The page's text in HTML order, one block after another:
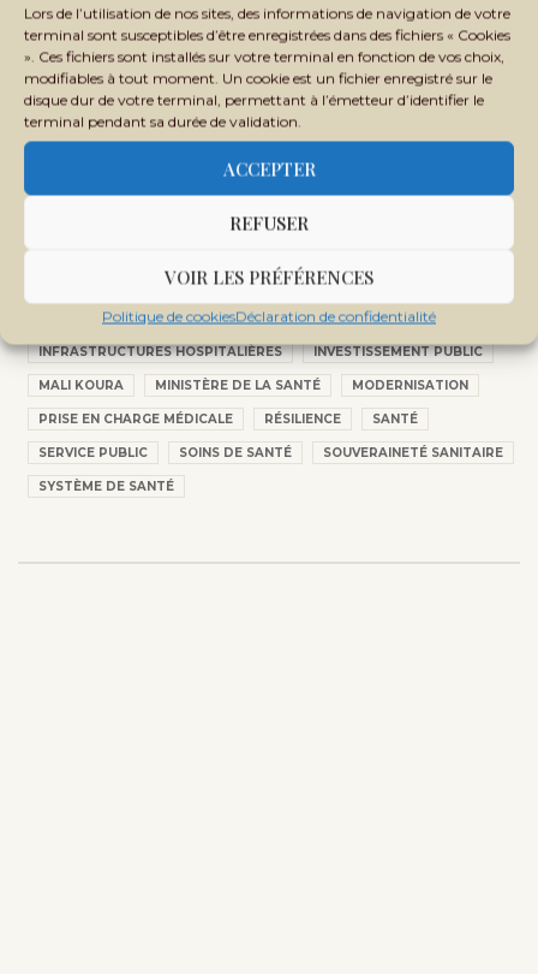
Lors de l’utilisation de nos sites, des informations de navigation de votre
terminal sont susceptibles d’être enregistrées dans des fichiers « Cookies
». Ces fichiers sont installés sur votre terminal en fonction de vos choix,
modifiables à tout moment. Un cookie est un fichier enregistré sur le
disque dur de votre terminal, permettant à l’émetteur d’identifier le
terminal pendant sa durée de validation.
ACCEPTER
REFUSER
VOIR LES PRÉFÉRENCES
Politique de cookiesDéclaration de confidentialité
Lutte contre le paludisme
saisonnier : Plus de 4…
ASSA BADIALLO TOURÉ
DÉVELOPPEMENT SOCIAL ÉTATS GÉNÉRAUX DE LA SANTÉ
GOUVERNANCE SANITAIRE HÔPITAUX HÔPITAUX RÉGIONAUX
INFRASTRUCTURES HOSPITALIÈRES INVESTISSEMENT PUBLIC
MALI KOURA MINISTÈRE DE LA SANTÉ MODERNISATION
PRISE EN CHARGE MÉDICALE RÉSILIENCE SANTÉ
SERVICE PUBLIC SOINS DE SANTÉ SOUVERAINETÉ SANITAIRE
SYSTÈME DE SANTÉ